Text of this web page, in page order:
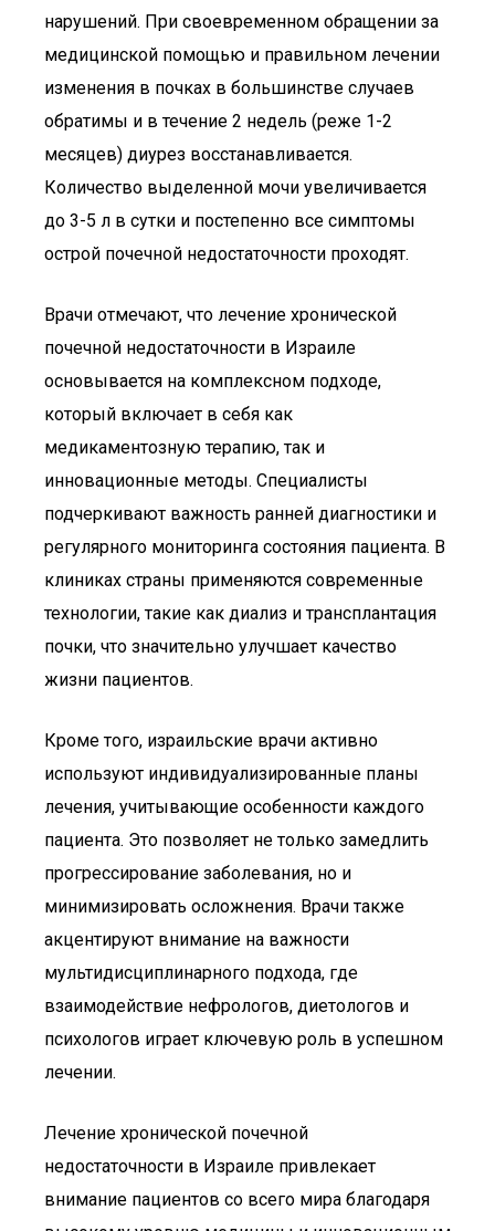
нарушений. При своевременном обращении за
медицинской помощью и правильном лечении
изменения в почках в большинстве случаев
обратимы и в течение 2 недель (реже 1-2
месяцев) диурез восстанавливается.
Количество выделенной мочи увеличивается
до 3-5 л в сутки и постепенно все симптомы
острой почечной недостаточности проходят.
Врачи отмечают, что лечение хронической
почечной недостаточности в Израиле
основывается на комплексном подходе,
который включает в себя как
медикаментозную терапию, так и
инновационные методы. Специалисты
подчеркивают важность ранней диагностики и
регулярного мониторинга состояния пациента. В
клиниках страны применяются современные
технологии, такие как диализ и трансплантация
почки, что значительно улучшает качество
жизни пациентов.
Кроме того, израильские врачи активно
используют индивидуализированные планы
лечения, учитывающие особенности каждого
пациента. Это позволяет не только замедлить
прогрессирование заболевания, но и
минимизировать осложнения. Врачи также
акцентируют внимание на важности
мультидисциплинарного подхода, где
взаимодействие нефрологов, диетологов и
психологов играет ключевую роль в успешном
лечении.
Лечение хронической почечной
недостаточности в Израиле привлекает
внимание пациентов со всего мира благодаря